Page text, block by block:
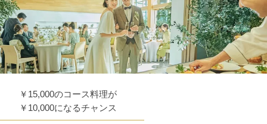
￥15,000のコース料理が
￥10,000になるチャンス